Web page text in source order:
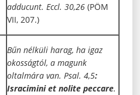
adducunt. Eccl. 30,26 (PÖM
VII, 207.)
Bűn nélküli harag, ha igaz
okosságtól, a magunk
oltalmára van. Psal. 4,5:
Isracimini et nolite peccare.